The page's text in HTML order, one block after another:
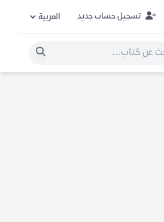
تسجيل حساب جديد